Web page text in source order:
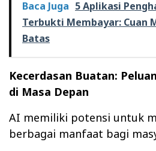
Baca Juga 5 Aplikasi
Terbukti Membayar: Cuan
Batas
Kecerdasan Buatan:
di Masa Depan
AI memiliki potensi untuk
berbagai manfaat bagi